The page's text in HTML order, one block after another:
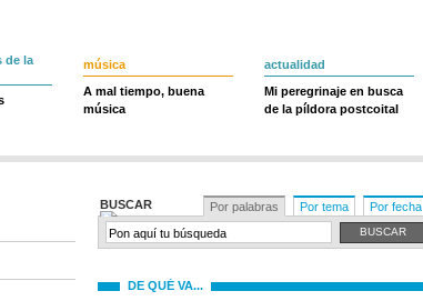
música
A mal tiempo, buena
música
actualidad
Mi peregrinaje en busca
de la píldora postcoital
BUSCAR Por palabras Por tema Por fecha
DE QUÉ VA...